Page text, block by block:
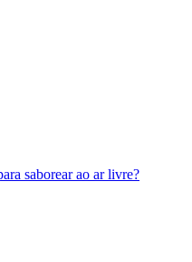
saborear ao ar livre?